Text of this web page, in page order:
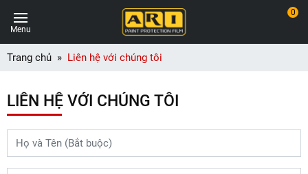
Menu
0
Trang chủ Liên hệ với chúng tôi
LIÊN HỆ VỚI CHÚNG TÔI